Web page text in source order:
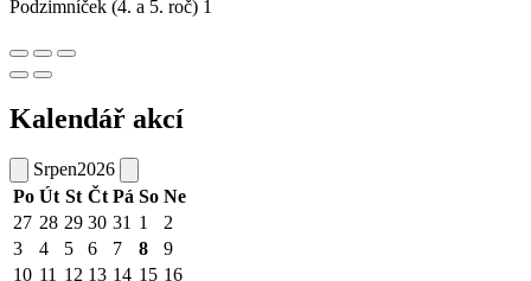
Podzimníček (4. a 5. roč) 1
Kalendář akcí
Srpen2026
Po Út St Čt Pá So Ne
27 28 29 30 31 1
2
3
4 5 6 7 8
9
10 11 12 13 14 15 16